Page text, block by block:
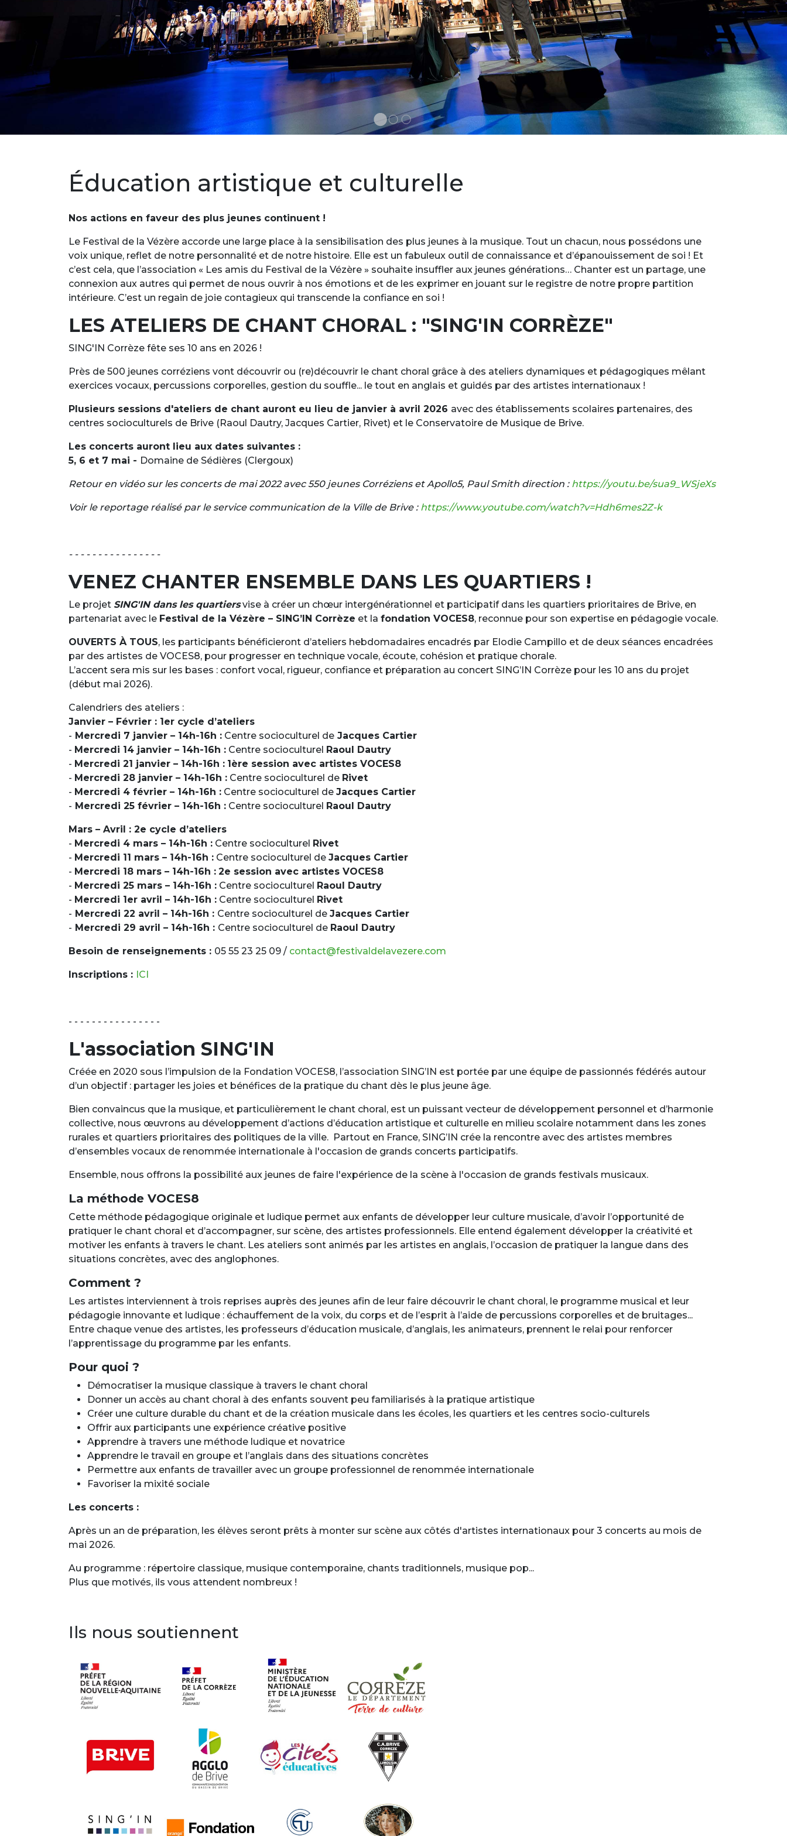
Éducation artistique et culturelle
Nos actions en faveur des plus jeunes continuent !
Le Festival de la Vézère accorde une large place à la sensibilisation des plus jeunes à la musique. Tout un chacun, nous possédons une
voix unique, reflet de notre personnalité et de notre histoire. Elle est un fabuleux outil de connaissance et d’épanouissement de soi ! Et
c’est cela, que l’association « Les amis du Festival de la Vézère » souhaite insuffler aux jeunes générations… Chanter est un partage, une
connexion aux autres qui permet de nous ouvrir à nos émotions et de les exprimer en jouant sur le registre de notre propre partition
intérieure. C’est un regain de joie contagieux qui transcende la confiance en soi !
LES ATELIERS DE CHANT CHORAL : "SING'IN CORRÈZE"
SING'IN Corrèze fête ses 10 ans en 2026 !
Près de 500 jeunes corréziens vont découvrir ou (re)découvrir le chant choral grâce à des ateliers dynamiques et pédagogiques mêlant
exercices vocaux, percussions corporelles, gestion du souffle... le tout en anglais et guidés par des artistes internationaux !
Plusieurs sessions d'ateliers de chant auront eu lieu de janvier à avril 2026 avec des établissements scolaires partenaires, des
centres socioculturels de Brive (Raoul Dautry, Jacques Cartier, Rivet) et le Conservatoire de Musique de Brive.
Les concerts auront lieu aux dates suivantes :
5, 6 et 7 mai - Domaine de Sédières (Clergoux)
Retour en vidéo sur les concerts de mai 2022 avec 550 jeunes Corréziens et Apollo5, Paul Smith direction : https://youtu.be/sua9_WSjeXs
Voir le reportage réalisé par le service communication de la Ville de Brive : https://www.youtube.com/watch?v=Hdh6mes2Z-k
- - - - - - - - - - - - - - - -
VENEZ CHANTER ENSEMBLE DANS LES QUARTIERS !
Le projet SING'IN dans les quartiersvise à créer un chœur intergénérationnel et participatif dans les quartiers prioritaires de Brive, en
partenariat avec le Festival de la Vézère – SING’IN Corrèze et la fondation VOCES8, reconnue pour son expertise en pédagogie vocale.
OUVERTS À TOUS, les participants bénéficieront d’ateliers hebdomadaires encadrés par Elodie Campillo et de deux séances encadrées
par des artistes de VOCES8, pour progresser en technique vocale, écoute, cohésion et pratique chorale.
L’accent sera mis sur les bases : confort vocal, rigueur, confiance et préparation au concert SING’IN Corrèze pour les 10 ans du projet
(début mai 2026).
Calendriers des ateliers :
Janvier – Février : 1er cycle d’ateliers
- Mercredi 7 janvier – 14h-16h : Centre socioculturel de Jacques Cartier
- Mercredi 14 janvier – 14h-16h : Centre socioculturel Raoul Dautry
- Mercredi 21 janvier – 14h-16h : 1ère session avec artistes VOCES8
- Mercredi 28 janvier – 14h-16h : Centre socioculturel de Rivet
- Mercredi 4 février – 14h-16h : Centre socioculturel de Jacques Cartier
- Mercredi 25 février – 14h-16h : Centre socioculturel Raoul Dautry
Mars – Avril : 2e cycle d’ateliers
- Mercredi 4 mars – 14h-16h : Centre socioculturel Rivet
- Mercredi 11 mars – 14h-16h : Centre socioculturel de Jacques Cartier
- Mercredi 18 mars – 14h-16h : 2e session avec artistes VOCES8
- Mercredi 25 mars – 14h-16h : Centre socioculturel Raoul Dautry
- Mercredi 1er avril – 14h-16h : Centre socioculturel Rivet
- Mercredi 22 avril – 14h-16h : Centre socioculturel de Jacques Cartier
- Mercredi 29 avril – 14h-16h : Centre socioculturel de Raoul Dautry
Besoin de renseignements : 05 55 23 25 09 / contact@festivaldelavezere.com
Inscriptions : ICI
- - - - - - - - - - - - - - - -
L'association SING'IN
Créée en 2020 sous l’impulsion de la Fondation VOCES8, l’association SING’IN est portée par une équipe de passionnés fédérés autour
d’un objectif : partager les joies et bénéfices de la pratique du chant dès le plus jeune âge.
Bien convaincus que la musique, et particulièrement le chant choral, est un puissant vecteur de développement personnel et d’harmonie
collective, nous œuvrons au développement d’actions d’éducation artistique et culturelle en milieu scolaire notamment dans les zones
rurales et quartiers prioritaires des politiques de la ville. Partout en France, SING’IN crée la rencontre avec des artistes membres
d’ensembles vocaux de renommée internationale à l'occasion de grands concerts participatifs.
Ensemble, nous offrons la possibilité aux jeunes de faire l'expérience de la scène à l'occasion de grands festivals musicaux.
La méthode VOCES8
Cette méthode pédagogique originale et ludique permet aux enfants de développer leur culture musicale, d’avoir l’opportunité de
pratiquer le chant choral et d’accompagner, sur scène, des artistes professionnels. Elle entend également développer la créativité et
motiver les enfants à travers le chant. Les ateliers sont animés par les artistes en anglais, l’occasion de pratiquer la langue dans des
situations concrètes, avec des anglophones.
Comment ?
Les artistes interviennent à trois reprises auprès des jeunes afin de leur faire découvrir le chant choral, le programme musical et leur
pédagogie innovante et ludique : échauffement de la voix, du corps et de l’esprit à l’aide de percussions corporelles et de bruitages...
Entre chaque venue des artistes, les professeurs d’éducation musicale, d’anglais, les animateurs, prennent le relai pour renforcer
l’apprentissage du programme par les enfants.
Pour quoi ?
Démocratiser la musique classique à travers le chant choral
Donner un accès au chant choral à des enfants souvent peu familiarisés à la pratique artistique
Créer une culture durable du chant et de la création musicale dans les écoles, les quartiers et les centres socio-culturels
Offrir aux participants une expérience créative positive
Apprendre à travers une méthode ludique et novatrice
Apprendre le travail en groupe et l’anglais dans des situations concrètes
Permettre aux enfants de travailler avec un groupe professionnel de renommée internationale
Favoriser la mixité sociale
Les concerts :
Après un an de préparation, les élèves seront prêts à monter sur scène aux côtés d'artistes internationaux pour 3 concerts au mois de
mai 2026.
Au programme : répertoire classique, musique contemporaine, chants traditionnels, musique pop...
Plus que motivés, ils vous attendent nombreux !
Ils nous soutiennent